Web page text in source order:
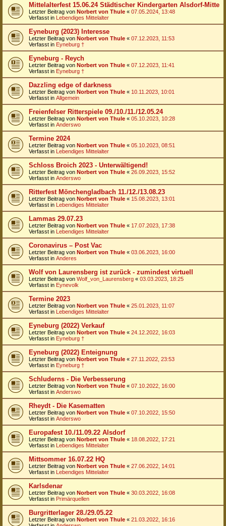
Mittelalterfest 15.06.24 Städtischer Kindergarten Alsdorf-Mitte
Letzter Beitrag von Norbert von Thule « 07.05.2024, 13:48
Verfasst in Lebendiges Mittelalter
Eyneburg (2023) Interesse
Letzter Beitrag von Norbert von Thule « 07.12.2023, 11:53
Verfasst in Eyneburg †
Eyneburg - Reych
Letzter Beitrag von Norbert von Thule « 07.12.2023, 11:41
Verfasst in Eyneburg †
Dazzling edge of darkness
Letzter Beitrag von Norbert von Thule « 10.11.2023, 10:01
Verfasst in Allgemein
Freienfelser Ritterspiele 09./10./11./12.05.24
Letzter Beitrag von Norbert von Thule « 05.10.2023, 10:28
Verfasst in Anderswo
Termine 2024
Letzter Beitrag von Norbert von Thule « 05.10.2023, 08:51
Verfasst in Lebendiges Mittelalter
Schloss Broich 2023 - Unterwältigend!
Letzter Beitrag von Norbert von Thule « 26.09.2023, 15:52
Verfasst in Anderswo
Ritterfest Mönchengladbach 11./12./13.08.23
Letzter Beitrag von Norbert von Thule « 15.08.2023, 13:01
Verfasst in Lebendiges Mittelalter
Lammas 29.07.23
Letzter Beitrag von Norbert von Thule « 17.07.2023, 17:38
Verfasst in Lebendiges Mittelalter
Coronavirus – Post Vac
Letzter Beitrag von Norbert von Thule « 03.06.2023, 16:00
Verfasst in Anderes
Wolf von Laurensberg ist zurück - zumindest virtuell
Letzter Beitrag von Wolf_von_Laurensberg « 03.03.2023, 18:25
Verfasst in Eynevolk
Termine 2023
Letzter Beitrag von Norbert von Thule « 25.01.2023, 11:07
Verfasst in Lebendiges Mittelalter
Eyneburg (2022) Verkauf
Letzter Beitrag von Norbert von Thule « 24.12.2022, 16:03
Verfasst in Eyneburg †
Eyneburg (2022) Enteignung
Letzter Beitrag von Norbert von Thule « 27.11.2022, 23:53
Verfasst in Eyneburg †
Schluderns - Die Verbesserung
Letzter Beitrag von Norbert von Thule « 07.10.2022, 16:00
Verfasst in Anderswo
Rheydt - Die Kasematten
Letzter Beitrag von Norbert von Thule « 07.10.2022, 15:50
Verfasst in Anderswo
Europafest 10./11.09.22 Alsdorf
Letzter Beitrag von Norbert von Thule « 18.08.2022, 17:21
Verfasst in Lebendiges Mittelalter
Mittsommer 16.07.22 HQ
Letzter Beitrag von Norbert von Thule « 27.06.2022, 14:01
Verfasst in Lebendiges Mittelalter
Karlsdenar
Letzter Beitrag von Norbert von Thule « 30.03.2022, 16:08
Verfasst in Primärquellen
Burgritterlager 28./29.05.22
Letzter Beitrag von Norbert von Thule « 21.03.2022, 16:16